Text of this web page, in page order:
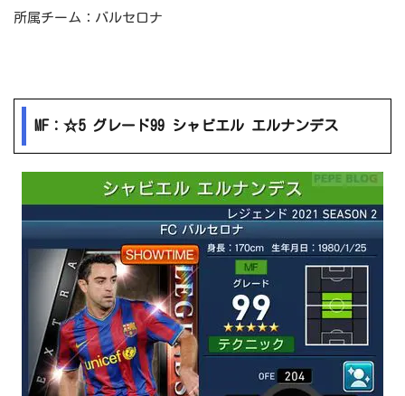
所属チーム：バルセロナ
MF：☆5 グレード99 シャビエル エルナンデス